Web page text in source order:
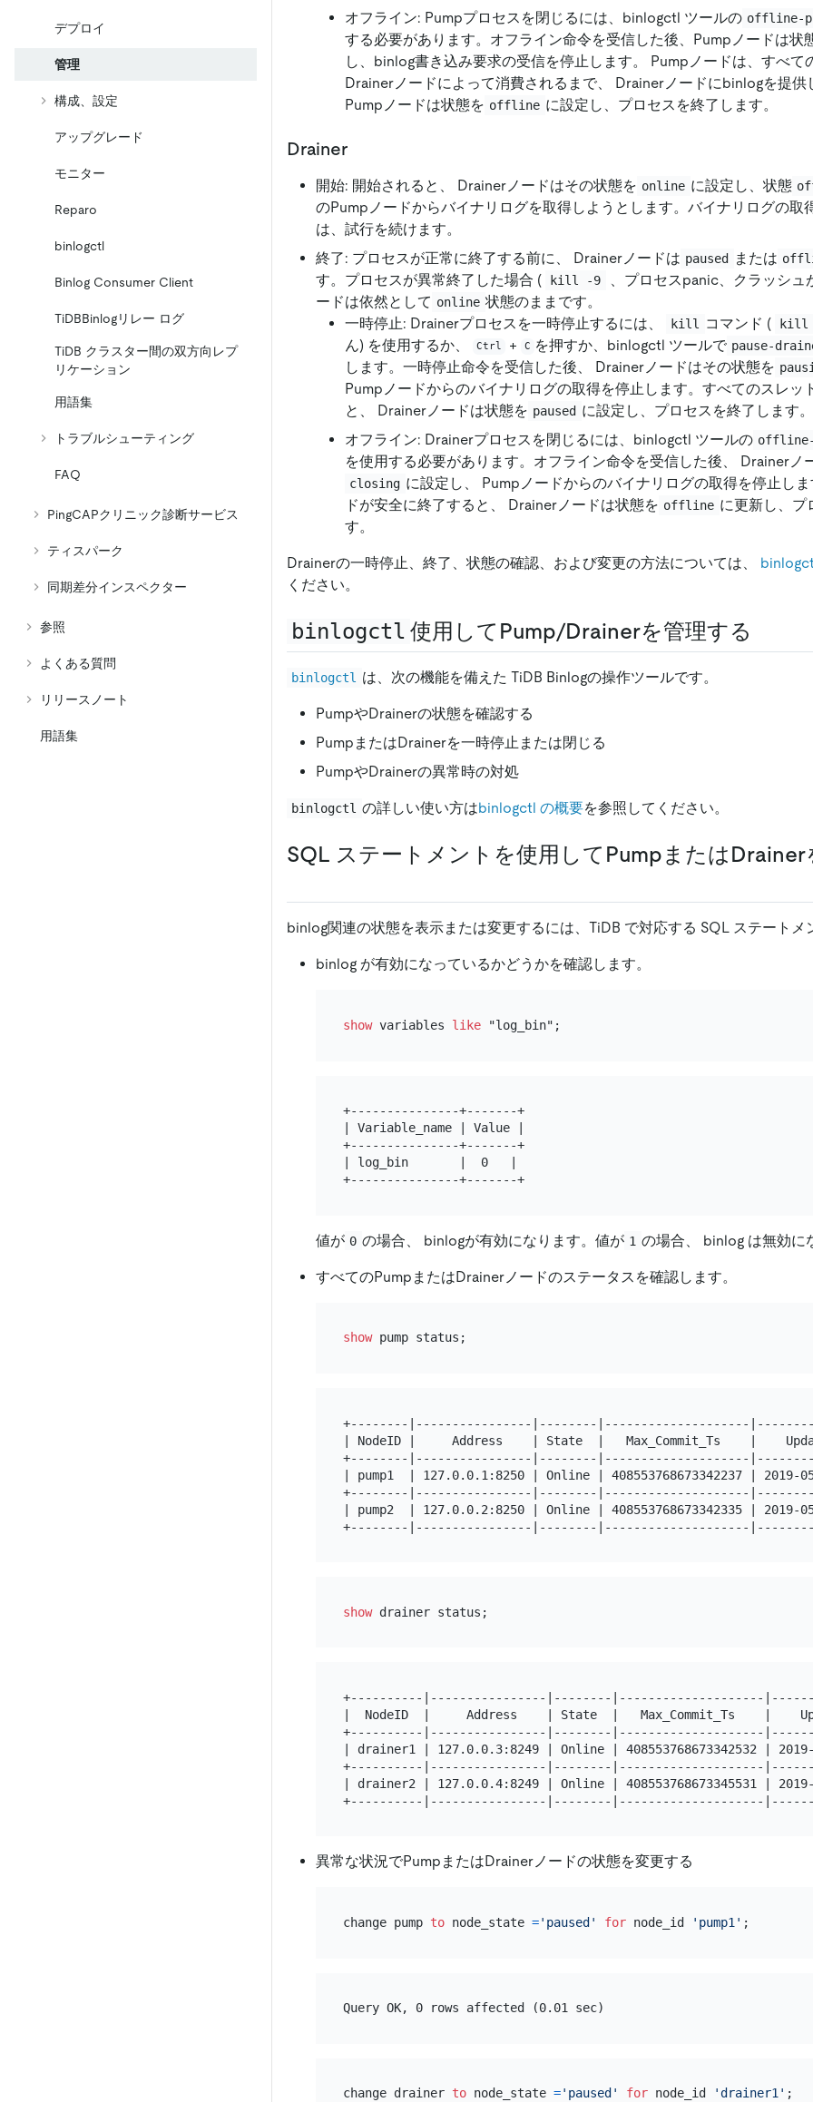
デプロイ
管理
構成、設定
アップグレード
モニター
Reparo
binlogctl
Binlog Consumer Client
TiDBBinlogリレー ログ
TiDB クラスター間の双方向レプ
リケーション
用語集
トラブルシューティング
FAQ
PingCAPクリニック診断サービス
ティスパーク
同期差分インスペクター
参照
よくある質問
リリースノート
用語集
オフライン: Pumpプロセスを閉じるには、binlogctl ツールの offline-
する必要があります。オフライン命令を受信した後、Pumpノードは状
し、binlog書き込み要求の受信を停止します。 Pumpノードは、すべて
Drainerノードによって消費されるまで、 Drainerノードにbinlogを提供
Pumpノードは状態を offline に設定し、プロセスを終了します。
Drainer
開始: 開始されると、 Drainerノードはその状態を online に設定し、状態
のPumpノードからバイナリログを取得しようとします。バイナリログの取
は、試行を続けます。
終了: プロセスが正常に終了する前に、 Drainerノードは paused または
す。プロセスが異常終了した場合 (
kill -9
、プロセスpanic、クラッシュ
ードは依然として online 状態のままです。
一時停止: Drainerプロセスを一時停止するには、
kill コマンド ( kill
ん) を使用するか、
Ctrl + C を押すか、binlogctl ツールで pause-
します。一時停止命令を受信した後、 Drainerノードはその状態を
Pumpノードからのバイナリログの取得を停止します。すべてのスレッ
と、 Drainerノードは状態を paused に設定し、プロセスを終了します。
オフライン: Drainerプロセスを閉じるには、binlogctl ツールの
を使用する必要があります。オフライン命令を受信した後、 Drainerノ
closing に設定し、 Pumpノードからのバイナリログの取得を停止し
ドが安全に終了すると、 Drainerノードは状態を offline に更新し、プ
す。
Drainerの一時停止、終了、状態の確認、および変更の方法については、
ください。
binlogctl 使用してPump/Drainerを管理する
binlogctl は、次の機能を備えた TiDB Binlogの操作ツールです。
PumpやDrainerの状態を確認する
PumpまたはDrainerを一時停止または閉じる
PumpやDrainerの異常時の対処
binlogctl の詳しい使い方はbinlogctl の概要を参照してください。
SQL ステートメントを使用してPumpまたはDrainer
binlog関連の状態を表示または変更するには、TiDB で対応する SQL ステートメ
binlog が有効になっているかどうかを確認します。
show variables like
+---------------+-------+
| Variable_name | Value |
+---------------+-------+
| log_bin       |  0   |
+---------------+-------+
値が 0 の場合、 binlogが有効になります。値が 1 の場合、 binlog は無効に
すべてのPumpまたはDrainerノードのステータスを確認します。
show
+--------|----------------|--------|--------------------
| NodeID |     Address    | State  |   Max_Commit_Ts    |
+--------|----------------|--------|--------------------
| pump1  | 127.0.0.1:8250 | Online | 408553768673342237 | 2019-
+--------|----------------|--------|--------------------
| pump2  | 127.0.0.2:8250 | Online | 408553768673342335 | 2019-
show
+----------|----------------|--------|--------------------
|  NodeID  |     Address    | State  |   Max_Commit_Ts    |
+----------|----------------|--------|--------------------
| drainer1 | 127.0.0.3:8249 | Online | 408553768673342532 |
+----------|----------------|--------|--------------------
| drainer2 | 127.0.0.4:8249 | Online | 408553768673345531 |
異常な状況でPumpまたはDrainerノードの状態を変更する
change pump to node_state ='paused' for node_id 'pump1'
change drainer to node_state ='paused' for node_id 'drainer1'